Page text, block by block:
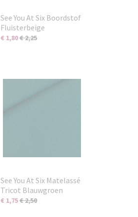
See You At Six Boordstof
Fluisterbeige
€ 1,80€ 2,25
See You At Six Matelassé
Tricot Blauwgroen
€ 1,75€ 2,50